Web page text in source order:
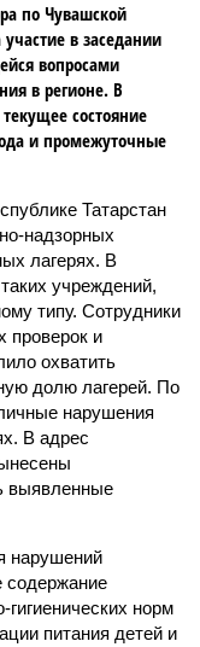
по Чувашской
в заседании
вопросами
в регионе. В
состояние
и промежуточные
Татарстан
надзорных
лагерях. В
учреждений,
типу. Сотрудники
проверок и
охватить
долю лагерей. По
нарушения
В адрес
выявленные
нарушений
норм
питания детей и